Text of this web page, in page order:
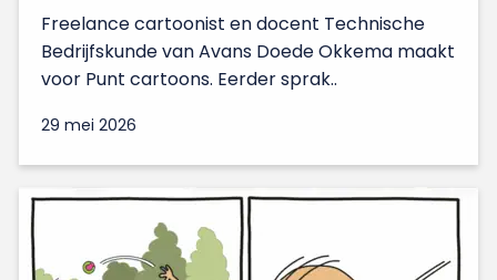
Freelance cartoonist en docent Technische
Bedrijfskunde van Avans Doede Okkema maakt
voor Punt cartoons. Eerder sprak..
29 mei 2026